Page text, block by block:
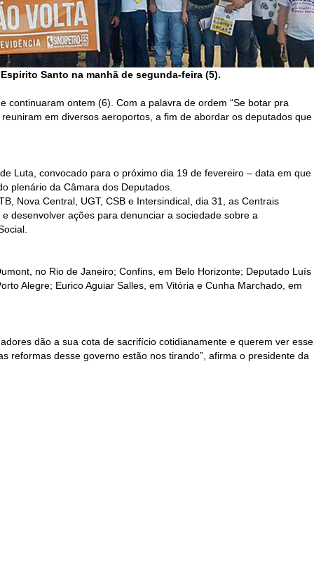
Santo na manhã de segunda-feira (5).
continuaram ontem (6). Com a palavra de ordem “Se botar pra
em diversos aeroportos, a fim de abordar os deputados que
Luta, convocado para o próximo dia 19 de fevereiro – data em que
plenário da Câmara dos Deputados.
Nova Central, UGT, CSB e Intersindical, dia 31, as Centrais
desenvolver ações para denunciar a sociedade sobre a
no Rio de Janeiro; Confins, em Belo Horizonte; Deputado Luís
Alegre; Eurico Aguiar Salles, em Vitória e Cunha Marchado, em
dão a sua cota de sacrifício cotidianamente e querem ver esse
reformas desse governo estão nos tirando”, afirma o presidente da